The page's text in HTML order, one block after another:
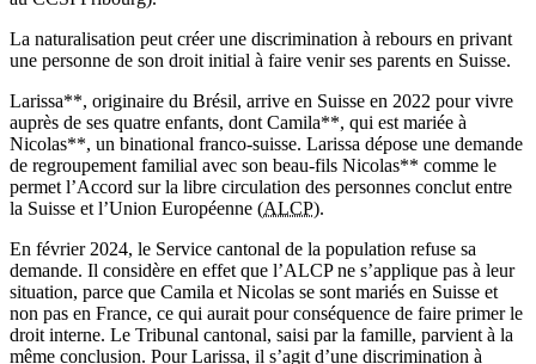
La naturalisation peut créer une discrimination à rebours en privant
une personne de son droit initial à faire venir ses parents en Suisse.
Larissa**, originaire du Brésil, arrive en Suisse en 2022 pour vivre
auprès de ses quatre enfants, dont Camila**, qui est mariée à
Nicolas**, un binational franco-suisse. Larissa dépose une demande
de regroupement familial avec son beau-fils Nicolas** comme le
permet l’Accord sur la libre circulation des personnes conclut entre
la Suisse et l’Union Européenne (ALCP).
En février 2024, le Service cantonal de la population refuse sa
demande. Il considère en effet que l’ALCP ne s’applique pas à leur
situation, parce que Camila et Nicolas se sont mariés en Suisse et
non pas en France, ce qui aurait pour conséquence de faire primer le
droit interne. Le Tribunal cantonal, saisi par la famille, parvient à la
même conclusion. Pour Larissa, il s’agit d’une discrimination à